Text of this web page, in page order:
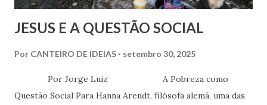
JESUS E A QUESTÃO SOCIAL
Por CANTEIRO DE IDEIAS setembro 30, 2025
Por Jorge Luiz A Pobreza como
Questão Social Para Hanna Arendt, filósofa alemã, uma das